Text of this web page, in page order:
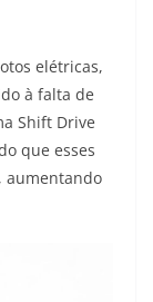
elétricas,
à falta de
Shift Drive
que esses
aumentando